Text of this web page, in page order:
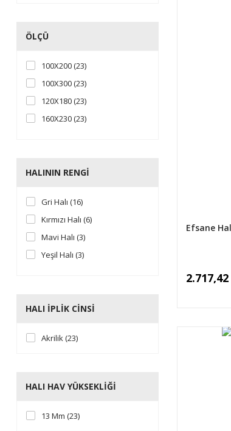
ÖLÇÜ
100X200 (23)
100X300 (23)
120X180 (23)
160X230 (23)
80X300 (23)
HALININ RENGI
Gri Halı (16)
Kırmızı Halı (6)
Mavi Halı (3)
Yeşil Halı (3)
Turuncu Halı (2)
Hardal Halı (1)
HALI İPLIK CINSI
Akrilik (23)
HALI HAV YÜKSEKLIĞI
13 Mm (23)
Efsane